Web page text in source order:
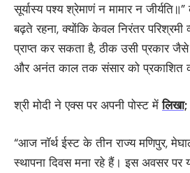
सूर्यास्य पश्य श्रेमाणं न मामार न
बढ़ते रहना, क्योंकि केवल निरंतर परिश्रमी
प्राप्‍त कर सकता है, ठीक उसी प्रकार जैसे
और अनंत काल तक संसार को प्रकाशित
श्री मोदी ने एक्‍स पर अपनी पोस्ट मेंलिखा;
“आज नॉर्थ ईस्ट के तीन राज्य मणिपुर,
स्थापना दिवस मना रहे हैं। इस अवसर